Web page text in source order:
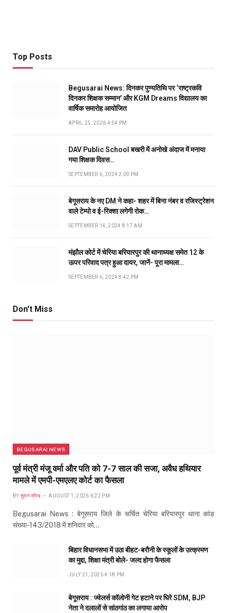
Top Posts
Begusarai News: दिनकर पुण्यतिथि पर ‘राष्ट्रकवि
दिनकर शिक्षक सम्मान’ और KGM Dreams विद्यालय का
वार्षिक समारोह आयोजित
APRIL 25, 2026 4:54 PM
DAV Public School बखरी में अनोखे अंदाज में मनाया
गया शिक्षक दिवस…
SEPTEMBER 6, 2024 2:00 PM
बेगूसराय के नए DM ने कहा- शहर में बिना नंबर व रजिस्ट्रेशन
वाले टेम्पो व ई-रिक्शा लगेगी रोक…
SEPTEMBER 14, 2024 8:17 AM
मंझौल कोर्ट में चेरिया बरियारपुर की थानाध्यक्ष समेत 12 के
ऊपर परिवाद पत्र हुआ दायर, जानें- पूरा मामला…
SEPTEMBER 6, 2024 8:42 PM
Don't Miss
BEGUSARAI NEWS
पूर्व मंत्री मंजू वर्मा और पति को 7-7 साल की सजा, अवैध हथियार
मामले में एमपी-एमएलए कोर्ट का फैसला
BY सुमन सौरब AUGUST 1, 2026 6:22 PM
Begusarai News : बेगूसराय जिले के चर्चित चेरिया बरियारपुर थाना कांड
संख्या-143/2018 में शनिवार को…
बिहार विधानसभा में उठा बीहट-बरौनी के स्कूलों के उत्क्रमण
का मुद्दा, शिक्षा मंत्री बोले- जल्द होगा फैसला
JULY 21, 2026 4:18 PM
बेगूसराय : ज्वेलर्स कॉलोनी गेट हटाने पर घिरे SDM, BJP
नेता ने दलालों से सांठगांठ का लगाया आरोप